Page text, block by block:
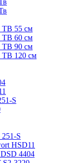
55 см
60 см
90 см
120 см
S
S
HSD11
4404